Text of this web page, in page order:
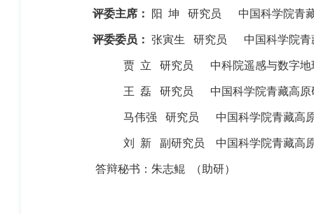
评委主席： 阳 坤 研究员 中国科学院青
评委委员： 张寅生 研究员 中国科学院
贾 立 研究员 中科院遥感与数字
王 磊 研究员 中国科学院青藏高原
马伟强 研究员 中国科学院青藏高
刘 新 副研究员 中国科学院青藏高
答辩秘书：朱志鲲 （助研）